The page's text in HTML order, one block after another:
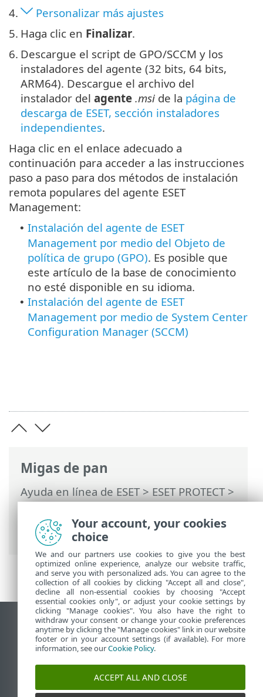
Migas de pan
Ayuda en línea de ESET>ESET PROTECT>
Inicio>Implementación del agente ESET
Management>Implementación remota
> Instalación del agente con GPO o SCCM
4.
Personalizar más ajustes
5. Haga clic en Finalizar.
6. Descargue el script de GPO/SCCM y los
instaladores del agente (32 bits, 64 bits,
ARM64). Descargue el archivo del
instalador del agente .msi de la página de
descarga de ESET, sección instaladores
independientes.
Haga clic en el enlace adecuado a
continuación para acceder a las instrucciones
paso a paso para dos métodos de instalación
remota populares del agente ESET
Management:
• Instalación del agente de ESET
Management por medio del Objeto de
política de grupo (GPO). Es posible que
este artículo de la base de conocimiento
no esté disponible en su idioma.
• Instalación del agente de ESET
Management por medio de System Center
Configuration Manager (SCCM)
Ver sitio del escritorio
End of Life
Base de conocimiento de ESET
Foro de ESET
ESET Status Portal
Your account, your cookies
choice
We and our partners use cookies to give you the best
optimized online experience, analyze our website traffic,
and serve you with personalized ads. You can agree to the
collection of all cookies by clicking "Accept all and close",
decline all non-essential cookies by choosing "Accept
essential cookies only", or adjust your cookie settings by
clicking "Manage cookies". You also have the right to
withdraw your consent or change your cookie preferences
anytime by clicking the "Manage cookies" link in our website
footer or in your account settings (if available). For more
information, see ourCookie Policy.
ACCEPT ALL AND CLOSE